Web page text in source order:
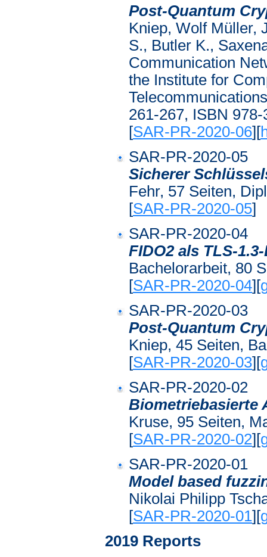
Post-Quantum
Kniep, Wolf Müller,
S., Butler K.,
Communication
the Institute for
261-267, ISBN
[SAR-PR-2020-06][
SAR-PR-2020-05
Sicherer
Fehr, 57 Seiten,
[SAR-PR-2020-05]
SAR-PR-2020-04
FIDO2 als TLS-
Bachelorarbeit, 80
[SAR-PR-2020-04][
SAR-PR-2020-03
Post-Quantum
Kniep, 45 Seiten,
[SAR-PR-2020-03][
SAR-PR-2020-02
Biometriebasierte
Kruse, 95 Seiten,
[SAR-PR-2020-02][
SAR-PR-2020-01
Model based
Nikolai Philipp
[SAR-PR-2020-01][
2019 Reports